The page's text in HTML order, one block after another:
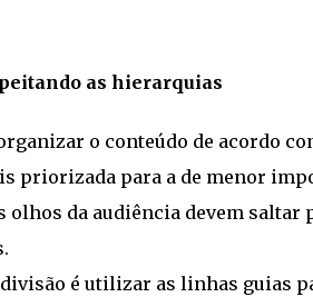
as hierarquias
o conteúdo de acordo
priorizada para a de menor
olhos da audiência devem saltar
é utilizar as linhas guias